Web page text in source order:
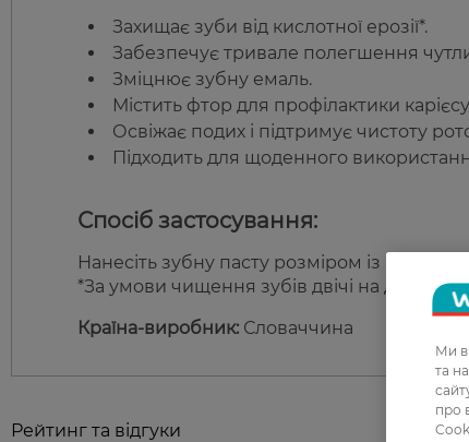
Захищає зуби від кислотної ерозії*.
Забезпечує тривале полегшення
Зміцнює зубну емаль.
Містить фтор для профілактики
Освіжає подих і підтримує чистоту
Підходить для щоденного
Спосіб застосування:
Нанесіть зубну пасту розміром із
*За умови чищення зубів двічі на день.
Країна-виробник: Словаччина
Рейтинг та відгуки
Ми
та
про